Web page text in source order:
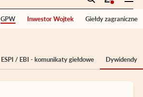
GPW Inwestor Wojtek Giełdy zagraniczne
ESPI / EBI - komunikaty giełdowe Dywidendy